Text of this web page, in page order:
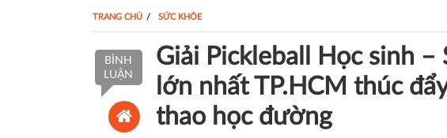
TRANG CHỦ SỨC KHỎE
BÌNH
LUẬN
Giải Pickleball Học sinh –
lớn nhất TP.HCM thúc
thao học đường